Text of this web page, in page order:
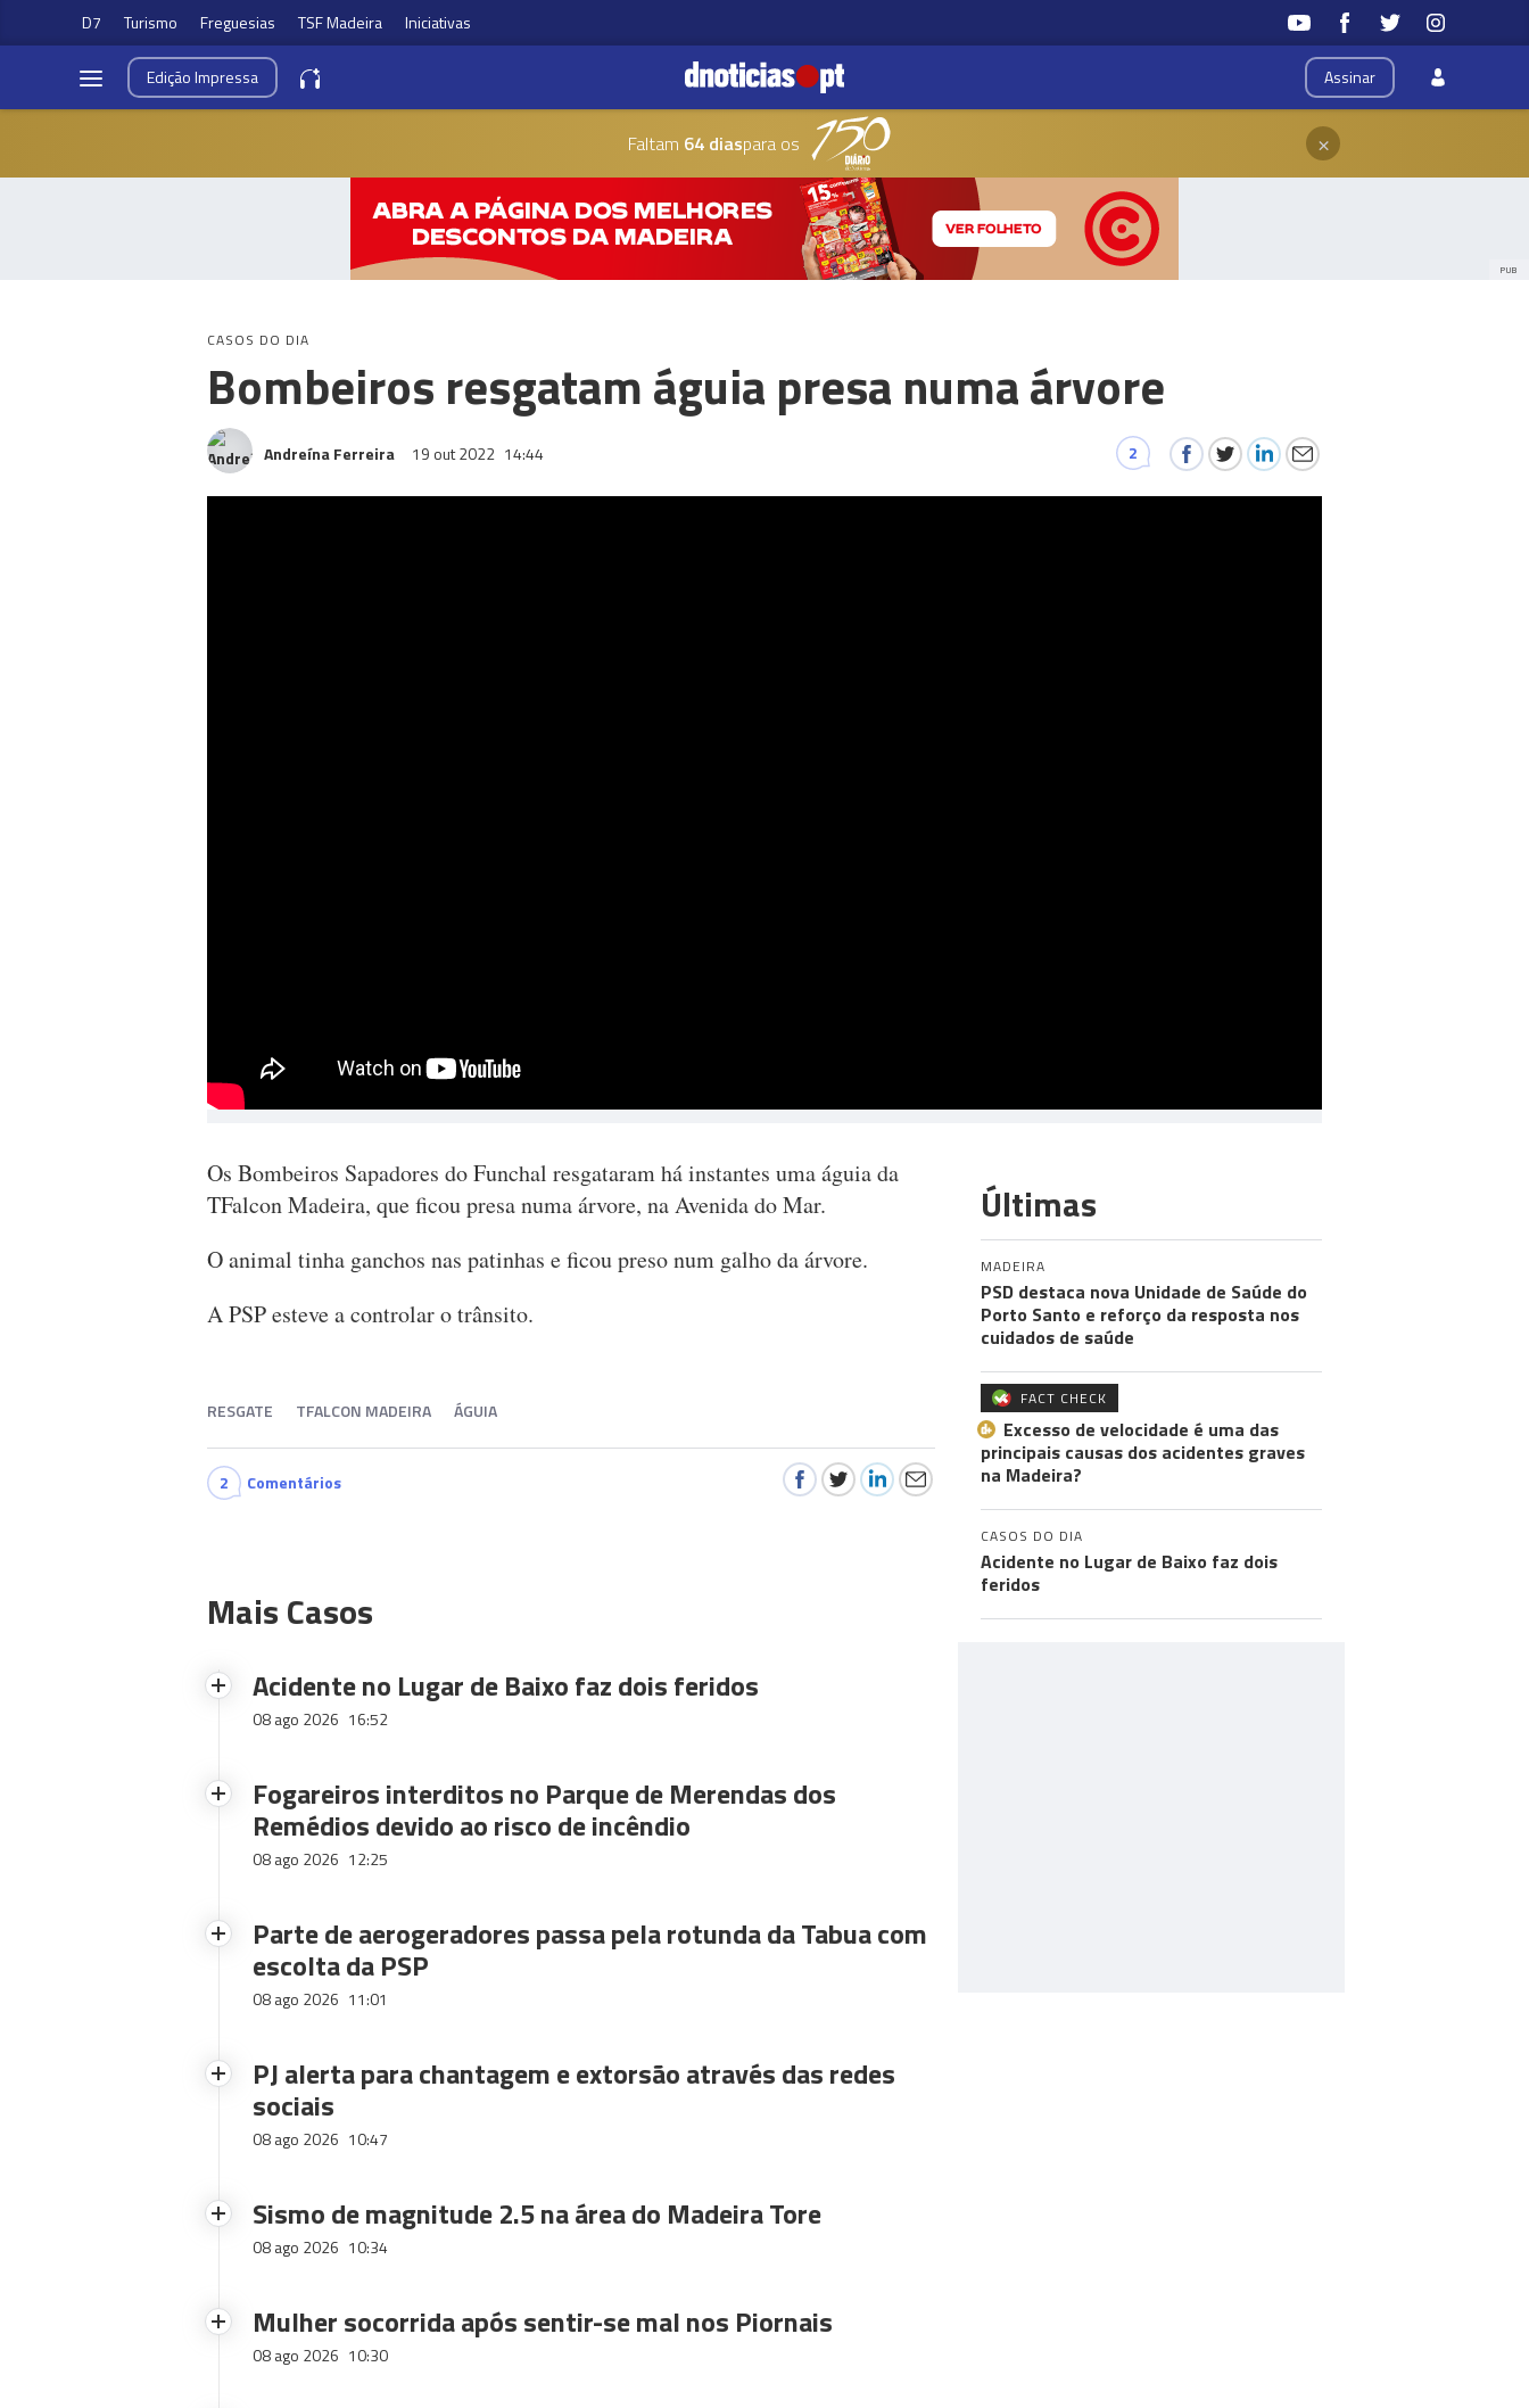
D7 Turismo Freguesias TSF Madeira Iniciativas
Assinar
EdiçãoImpressa
Faltam 64 diaspara os ×
PUB
CASOS DO DIA
Bombeiros resgatam águia presa numa árvore
Andreína Ferreira 19 out 2022 14:44 2
Os Bombeiros Sapadores do Funchal resgataram há instantes uma águia da
TFalcon Madeira, que ficou presa numa árvore, na Avenida do Mar.
O animal tinha ganchos nas patinhas e ficou preso num galho da árvore.
A PSP esteve a controlar o trânsito.
RESGATE TFALCON MADEIRA ÁGUIA
2 Comentários
Mais Casos
Acidente no Lugar de Baixo faz dois feridos
08 ago 2026 16:52
Fogareiros interditos no Parque de Merendas dos
Remédios devido ao risco de incêndio
08 ago 2026 12:25
Parte de aerogeradores passa pela rotunda da Tabua com
escolta da PSP
08 ago 2026 11:01
PJ alerta para chantagem e extorsão através das redes
sociais
08 ago 2026 10:47
Sismo de magnitude 2.5 na área do Madeira Tore
08 ago 2026 10:34
Mulher socorrida após sentir-se mal nos Piornais
08 ago 2026 10:30
Últimas
MADEIRA
PSD destaca nova Unidade de Saúde do
Porto Santo e reforço da resposta nos
cuidados de saúde
FACT CHECK
Excesso de velocidade é uma das
principais causas dos acidentes graves
na Madeira?
CASOS DO DIA
Acidente no Lugar de Baixo faz dois
feridos